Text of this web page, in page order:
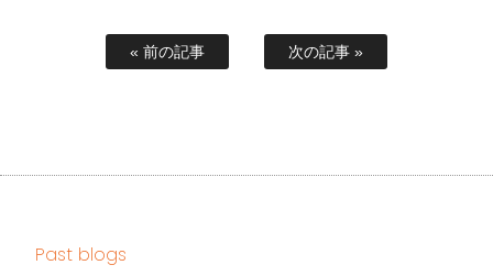
« 前の記事 次の記事 »
Past blogs